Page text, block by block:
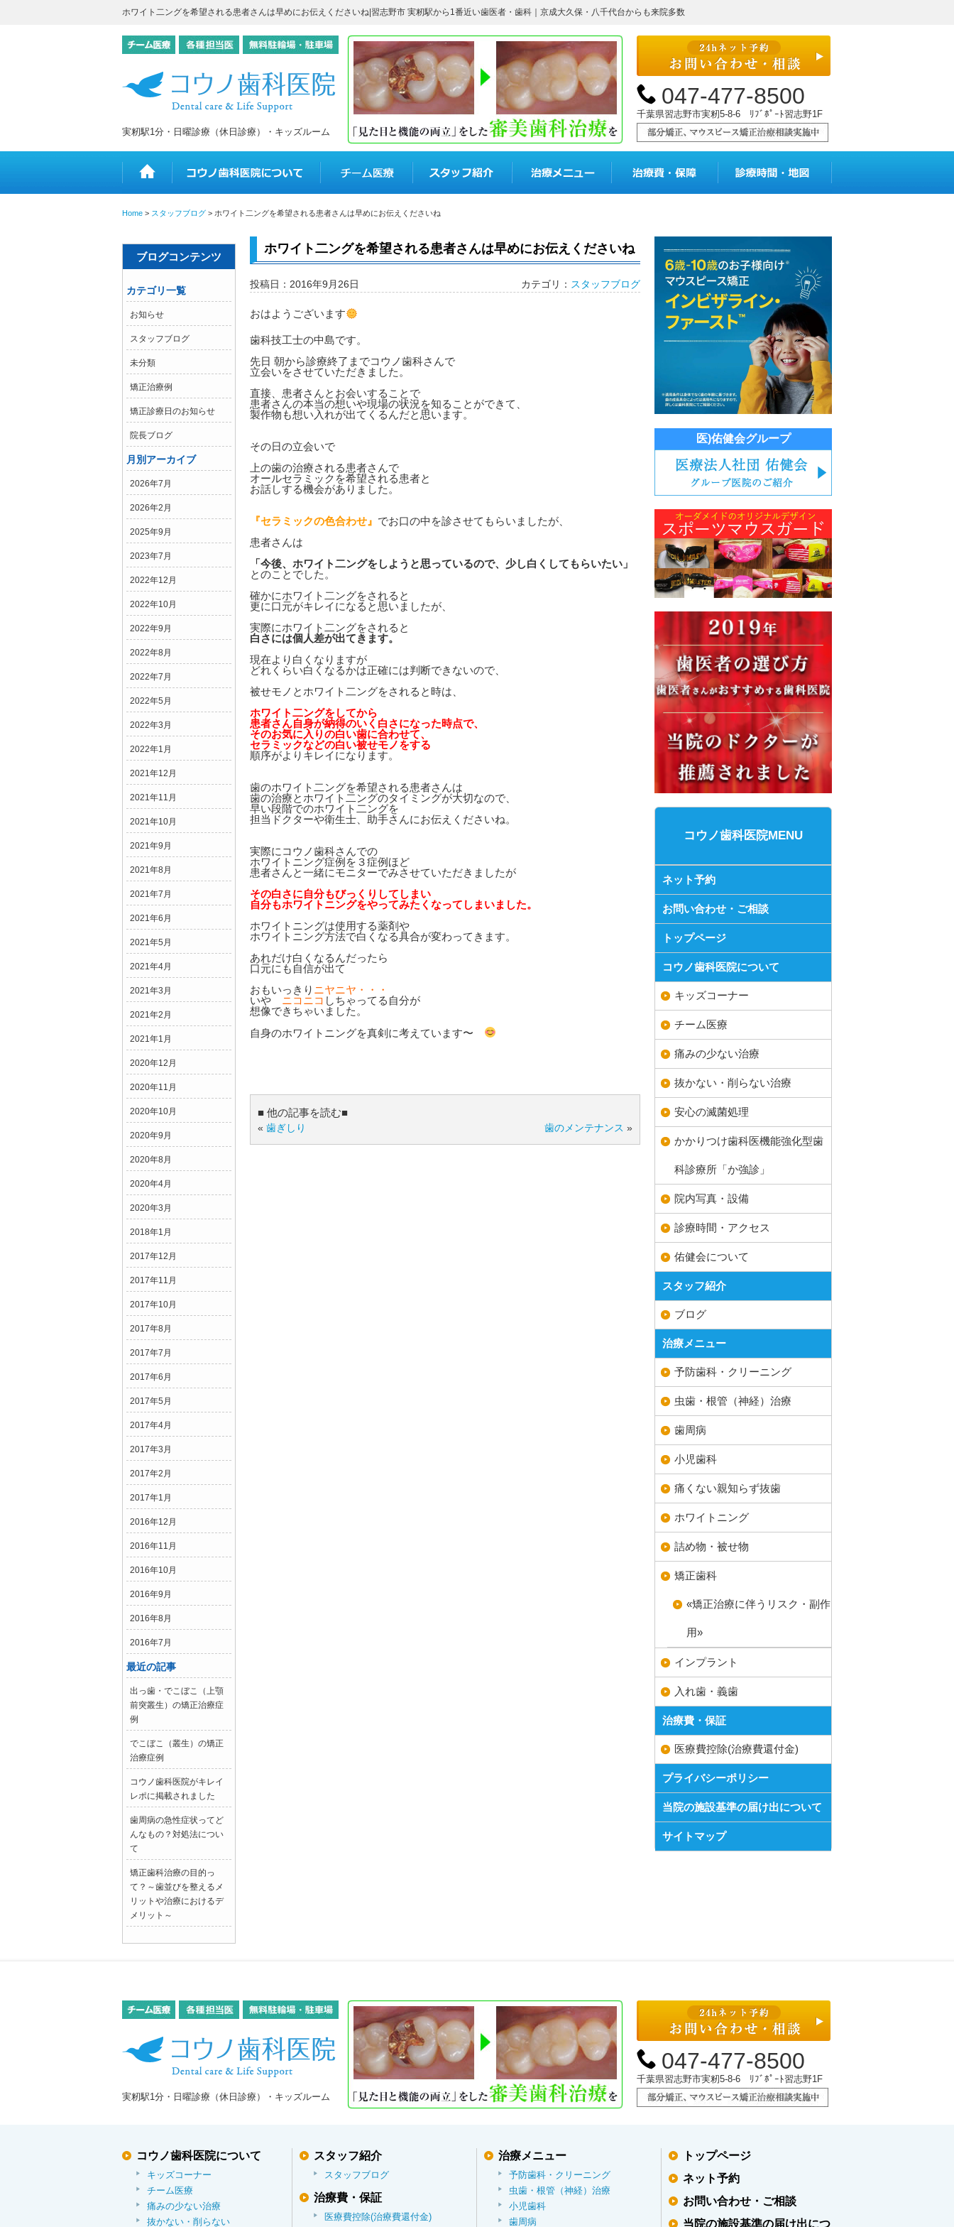
ホワイト二ングを希望される患者さんは早めにお伝えくださいね|習志野市 実籾駅から1番近い歯医者・歯科｜京成大久保・八千代台からも来院多数
実籾駅1分・日曜診療（休日診療）・キッズルーム
047-477-8500
千葉県習志野市実籾5-8-6 ﾘﾌﾞﾎﾟｰﾄ習志野1F
Home > スタッフブログ > ホワイト二ングを希望される患者さんは早めにお伝えくださいね
ブログコンテンツ
カテゴリ一覧
お知らせ
スタッフブログ
未分類
矯正治療例
矯正診療日のお知らせ
院長ブログ
月別アーカイブ
2026年7月
2026年2月
2025年9月
2023年7月
2022年12月
2022年10月
2022年9月
2022年8月
2022年7月
2022年5月
2022年3月
2022年1月
2021年12月
2021年11月
2021年10月
2021年9月
2021年8月
2021年7月
2021年6月
2021年5月
2021年4月
2021年3月
2021年2月
2021年1月
2020年12月
2020年11月
2020年10月
2020年9月
2020年8月
2020年4月
2020年3月
2018年1月
2017年12月
2017年11月
2017年10月
2017年8月
2017年7月
2017年6月
2017年5月
2017年4月
2017年3月
2017年2月
2017年1月
2016年12月
2016年11月
2016年10月
2016年9月
2016年8月
2016年7月
最近の記事
出っ歯・でこぼこ（上顎
前突叢生）の矯正治療症
例
でこぼこ（叢生）の矯正
治療症例
コウノ歯科医院がキレイ
レポに掲載されました
歯周病の急性症状ってど
んなもの？対処法につい
て
矯正歯科治療の目的っ
て？～歯並びを整えるメ
リットや治療におけるデ
メリット～
ホワイト二ングを希望される患者さんは早めにお伝えくださいね
投稿日：2016年9月26日 カテゴリ： スタッフブログ
おはようございます
歯科技工士の中島です。
先日 朝から診療終了までコウノ歯科さんで
立会いをさせていただきました。
直接、患者さんとお会いすることで
患者さんの本当の想いや現場の状況を知ることができて、
製作物も想い入れが出てくるんだと思います。
その日の立会いで
上の歯の治療される患者さんで
オールセラミックを希望される患者と
お話しする機会がありました。
『セラミックの色合わせ』 でお口の中を診させてもらいましたが、
患者さんは
「今後、ホワイト二ングをしようと思っているので、少し白くしてもらいたい」
とのことでした。
確かにホワイト二ングをされると
更に口元がキレイになると思いましたが、
実際にホワイト二ングをされると
白さには個人差が出てきます。
現在より白くなりますが
どれくらい白くなるかは正確には判断できないので、
被せモノとホワイト二ングをされると時は、
ホワイト二ングをしてから
患者さん自身が納得のいく白さになった時点で、
そのお気に入りの白い歯に合わせて、
セラミックなどの白い被せモノをする
順序がよりキレイになります。
歯のホワイト二ングを希望される患者さんは
歯の治療とホワイト二ングのタイミングが大切なので、
早い段階でのホワイト二ングを
担当ドクターや衛生士、助手さんにお伝えくださいね。
実際にコウノ歯科さんでの
ホワイトニング症例を３症例ほど
患者さんと一緒にモニターでみさせていただきましたが
その白さに自分もびっくりしてしまい
自分もホワイトニングをやってみたくなってしまいました。
ホワイトニングは使用する薬剤や
ホワイトニング方法で白くなる具合が変わってきます。
あれだけ白くなるんだったら
口元にも自信が出て
おもいっきり ニヤニヤ・・・
いや ニコニコ しちゃってる自分が
想像できちゃいました。
自身のホワイトニングを真剣に考えています〜
■ 他の記事を読む■
« 歯ぎしり 歯のメンテナンス »
医)佑健会グループ
コウノ歯科医院MENU
ネット予約
お問い合わせ・ご相談
トップページ
コウノ歯科医院について
キッズコーナー
チーム医療
痛みの少ない治療
抜かない・削らない治療
安心の滅菌処理
かかりつけ歯科医機能強化型歯
科診療所「か強診」
院内写真・設備
診療時間・アクセス
佑健会について
スタッフ紹介
ブログ
治療メニュー
予防歯科・クリーニング
虫歯・根管（神経）治療
歯周病
小児歯科
痛くない親知らず抜歯
ホワイトニング
詰め物・被せ物
矯正歯科
«矯正治療に伴うリスク・副作
用»
インプラント
入れ歯・義歯
治療費・保証
医療費控除(治療費還付金)
プライバシーポリシー
当院の施設基準の届け出について
サイトマップ
実籾駅1分・日曜診療（休日診療）・キッズルーム
047-477-8500
千葉県習志野市実籾5-8-6 ﾘﾌﾞﾎﾟｰﾄ習志野1F
コウノ歯科医院について
キッズコーナー
チーム医療
痛みの少ない治療
抜かない・削らない
スタッフ紹介
スタッフブログ
治療費・保証
医療費控除(治療費還付金)
治療メニュー
予防歯科・クリーニング
虫歯・根管（神経）治療
小児歯科
歯周病
トップページ
ネット予約
お問い合わせ・ご相談
当院の施設基準の届け出につ